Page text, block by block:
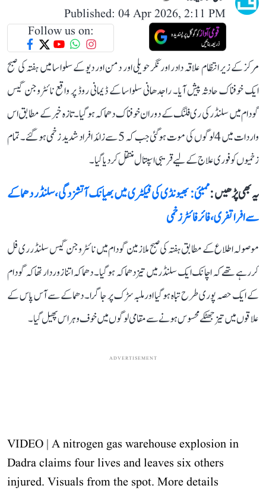
Published: 04 Apr 2026, 2:11 PM
Follow us on:
مرکز کے زیر انتظام علاقہ دادر اور نگر حویلی اور دمن اور دیو کے سلواسا میں ہفتہ کی صبح
ایک خوفناک حادثہ پیش آیا۔ راجدھانی سلواسا کے ڈیمانی روڈ پر واقع نائٹروجن گیس
گودام میں سلنڈر کی ری فلنگ کے دوران خوفناک دھماکہ ہوگیا۔ تازہ خبر کے مطابق اس
واردات میں 4 لوگوں کی موت ہوگئی جب کہ 5 سے زائد افراد شدید زخمی ہو گئے۔ تمام
زخمیوں کو فوری علاج کے لیے قریبی اسپتال منتقل کر دیا گیا۔
یہ بھی پڑھیں :ممبئی: بھیونڈی کی فیکٹری میں بھیانک آتشزدگی، سلنڈر دھماکے
سے افراتفری، فائر فائٹر زخمی
موصولہ اطلاع کے مطابق ہفتہ کی صبح ملازمین گودام میں نائٹروجن گیس سلنڈر ری فل
کر رہے تھے کہ اچانک ایک سلنڈر میں تیز دھماکہ ہو گیا۔ دھماکہ اتنا زور دار تھا کہ گودام
کے ایک حصہ پوری طرح تباہ ہوگیا اور ملبہ سڑک پر جاگرا۔ دھماکے سے آس پاس کے
علاقوں میں تیز جھٹکے محسوس ہونے سے مقامی لوگوں میں خوف وہراس پھیل گیا۔
ADVERTISEMENT
VIDEO | A nitrogen gas warehouse explosion in
Dadra claims four lives and leaves six others
injured. Visuals from the spot. More details